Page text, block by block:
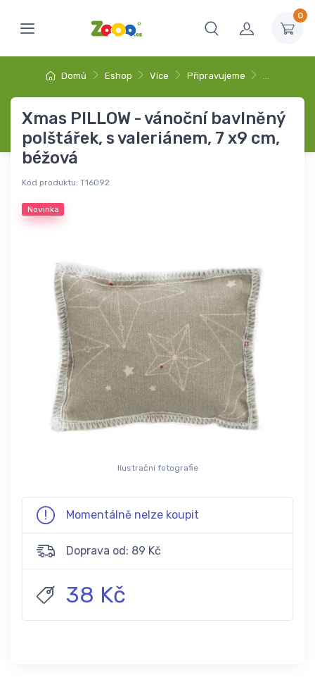
0
Domů Eshop Více Připravujeme …
Xmas PILLOW - vánoční bavlněný
polštářek, s valeriánem, 7 x9 cm,
béžová
Kód produktu: T16092
Novinka
Ilustrační fotografie
Momentálně nelze koupit
Doprava od: 89 Kč
38 Kč